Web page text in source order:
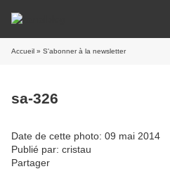
Accueil » S'abonner à la newsletter
sa-326
Date de cette photo: 09 mai 2014
Publié par: cristau
Partager